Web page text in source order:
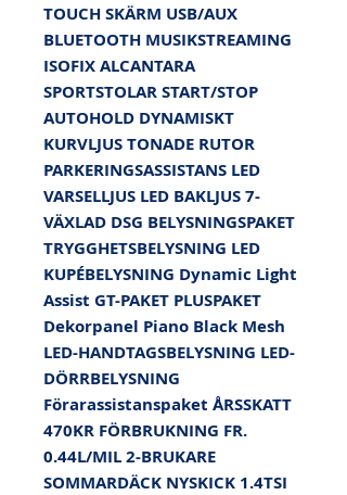
TOUCH SKÄRM USB/AUX
BLUETOOTH MUSIKSTREAMING
ISOFIX ALCANTARA
SPORTSTOLAR START/STOP
AUTOHOLD DYNAMISKT
KURVLJUS TONADE RUTOR
PARKERINGSASSISTANS LED
VARSELLJUS LED BAKLJUS 7-
VÄXLAD DSG BELYSNINGSPAKET
TRYGGHETSBELYSNING LED
KUPÉBELYSNING Dynamic Light
Assist GT-PAKET PLUSPAKET
Dekorpanel Piano Black Mesh
LED-HANDTAGSBELYSNING LED-
DÖRRBELYSNING
Förarassistanspaket ÅRSSKATT
470KR FÖRBRUKNING FR.
0.44L/MIL 2-BRUKARE
SOMMARDÄCK NYSKICK 1.4TSI